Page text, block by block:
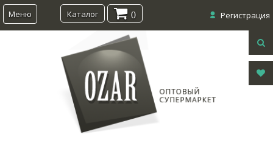
Меню Регистрация
Каталог 0